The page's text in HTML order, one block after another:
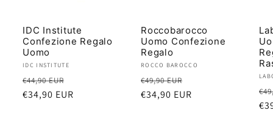
IDC Institute
Confezione Regalo
Uomo
Produttore:
IDC INSTITUTE
Prezzo
di
€44,90 EUR
scontato
€34,90 EUR
Roccobarocco
Uomo Confezione
Regalo
Produttore:
ROCCO BAROCCO
Prezzo
di
€49,90 EUR
scontato
€34,90 EUR
di